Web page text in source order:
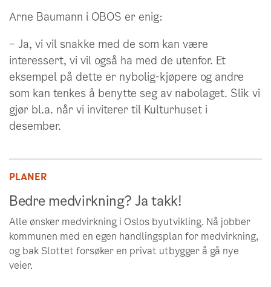
Arne Baumann i OBOS er enig:
– Ja, vi vil snakke med de som kan være
interessert, vi vil også ha med de utenfor. Et
eksempel på dette er nybolig-kjøpere og andre
som kan tenkes å benytte seg av nabolaget. Slik vi
gjør bl.a. når vi inviterer til Kulturhuset i
desember.
PLANER
Bedre medvirkning? Ja takk!
Alle ønsker medvirkning i Oslos byutvikling. Nå jobber
kommunen med en egen handlingsplan for medvirkning,
og bak Slottet forsøker en privat utbygger å gå nye
veier.